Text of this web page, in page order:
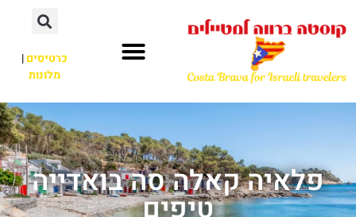
כרטיסים|
מלונות
פלאיה קאלה סה בואדייה